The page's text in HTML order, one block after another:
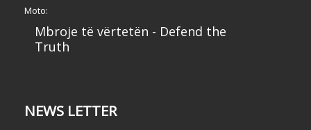
Moto:
Mbroje të vërtetën - Defend the
Truth
NEWS LETTER